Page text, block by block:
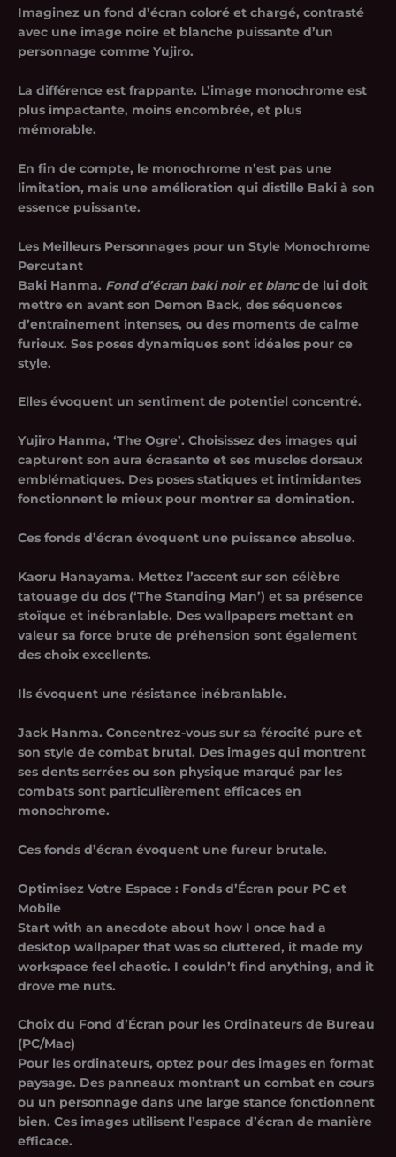
Imaginez un fond d’écran coloré et chargé, contrasté
avec une image noire et blanche puissante d’un
personnage comme Yujiro.
La différence est frappante. L’image monochrome est
plus impactante, moins encombrée, et plus
mémorable.
En fin de compte, le monochrome n’est pas une
limitation, mais une amélioration qui distille Baki à son
essence puissante.
Les Meilleurs Personnages pour un Style Monochrome
Percutant
Baki Hanma. Fond d’écran baki noir et blancde lui doit
mettre en avant son Demon Back, des séquences
d’entraînement intenses, ou des moments de calme
furieux. Ses poses dynamiques sont idéales pour ce
style.
Elles évoquent un sentiment de potentiel concentré.
Yujiro Hanma, ‘The Ogre’. Choisissez des images qui
capturent son aura écrasante et ses muscles dorsaux
emblématiques. Des poses statiques et intimidantes
fonctionnent le mieux pour montrer sa domination.
Ces fonds d’écran évoquent une puissance absolue.
Kaoru Hanayama. Mettez l’accent sur son célèbre
tatouage du dos (‘The Standing Man’) et sa présence
stoïque et inébranlable. Des wallpapers mettant en
valeur sa force brute de préhension sont également
des choix excellents.
Ils évoquent une résistance inébranlable.
Jack Hanma. Concentrez-vous sur sa férocité pure et
son style de combat brutal. Des images qui montrent
ses dents serrées ou son physique marqué par les
combats sont particulièrement efficaces en
monochrome.
Ces fonds d’écran évoquent une fureur brutale.
Optimisez Votre Espace : Fonds d’Écran pour PC et
Mobile
Start with an anecdote about how I once had a
desktop wallpaper that was so cluttered, it made my
workspace feel chaotic. I couldn’t find anything, and it
drove me nuts.
Choix du Fond d’Écran pour les Ordinateurs de Bureau
(PC/Mac)
Pour les ordinateurs, optez pour des images en format
paysage. Des panneaux montrant un combat en cours
ou un personnage dans une large stance fonctionnent
bien. Ces images utilisent l’espace d’écran de manière
efficace.